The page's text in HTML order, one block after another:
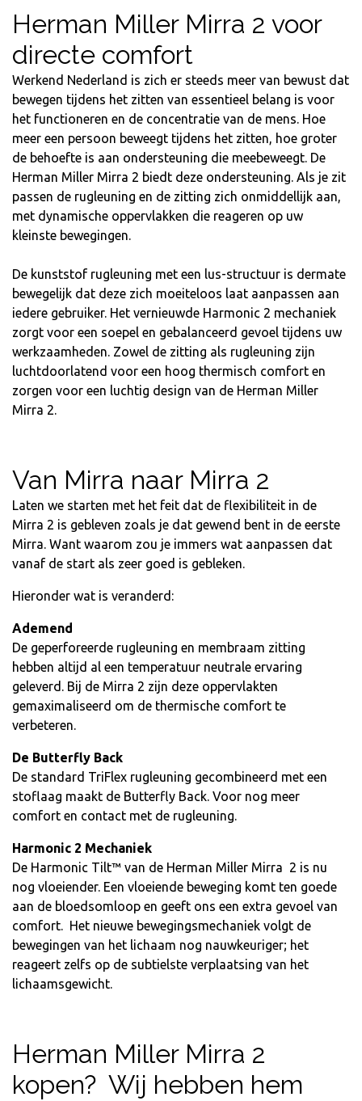
Herman Miller Mirra 2 voor
directe comfort
Werkend Nederland is zich er steeds meer van bewust dat
bewegen tijdens het zitten van essentieel belang is voor
het functioneren en de concentratie van de mens. Hoe
meer een persoon beweegt tijdens het zitten, hoe groter
de behoefte is aan ondersteuning die meebeweegt. De
Herman Miller Mirra 2 biedt deze ondersteuning. Als je zit
passen de rugleuning en de zitting zich onmiddellijk aan,
met dynamische oppervlakken die reageren op uw
kleinste bewegingen.
De kunststof rugleuning met een lus-structuur is dermate
bewegelijk dat deze zich moeiteloos laat aanpassen aan
iedere gebruiker. Het vernieuwde Harmonic 2 mechaniek
zorgt voor een soepel en gebalanceerd gevoel tijdens uw
werkzaamheden. Zowel de zitting als rugleuning zijn
luchtdoorlatend voor een hoog thermisch comfort en
zorgen voor een luchtig design van de Herman Miller
Mirra 2.
Van Mirra naar Mirra 2
Laten we starten met het feit dat de flexibiliteit in de
Mirra 2 is gebleven zoals je dat gewend bent in de eerste
Mirra. Want waarom zou je immers wat aanpassen dat
vanaf de start als zeer goed is gebleken.
Hieronder wat is veranderd:
Ademend
De geperforeerde rugleuning en membraam zitting
hebben altijd al een temperatuur neutrale ervaring
geleverd. Bij de Mirra 2 zijn deze oppervlakten
gemaximaliseerd om de thermische comfort te
verbeteren.
De Butterfly Back
De standard TriFlex rugleuning gecombineerd met een
stoflaag maakt de Butterfly Back. Voor nog meer
comfort en contact met de rugleuning.
Harmonic 2 Mechaniek
De Harmonic Tilt™ van de Herman Miller Mirra 2 is nu
nog vloeiender. Een vloeiende beweging komt ten goede
aan de bloedsomloop en geeft ons een extra gevoel van
comfort. Het nieuwe bewegingsmechaniek volgt de
bewegingen van het lichaam nog nauwkeuriger; het
reageert zelfs op de subtielste verplaatsing van het
lichaamsgewicht.
Herman Miller Mirra 2
kopen? Wij hebben hem